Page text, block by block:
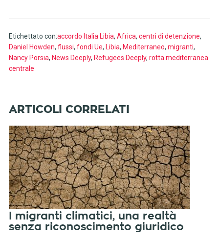
Etichettato con:accordo Italia Libia, Africa, centri di detenzione,
Daniel Howden, flussi, fondi Ue, Libia, Mediterraneo, migranti,
Nancy Porsia, News Deeply, Refugees Deeply, rotta mediterranea
centrale
I migranti climatici, una realtà
senza riconoscimento giuridico